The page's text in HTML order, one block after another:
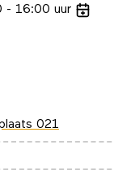
16:00 uur
021